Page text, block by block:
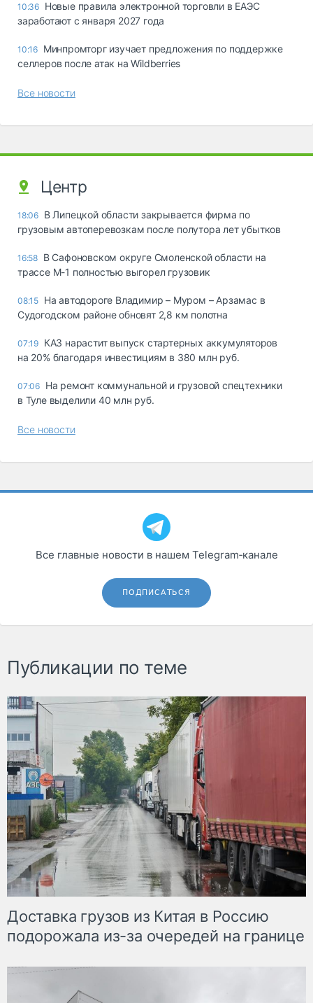
10:36 Новые правила электронной торговли в ЕАЭС
заработают с января 2027 года
10:16 Минпромторг изучает предложения по поддержке
селлеров после атак на Wildberries
Все новости
Центр
18:06 В Липецкой области закрывается фирма по
грузовым автоперевозкам после полутора лет убытков
16:58 В Сафоновском округе Смоленской области на
трассе М-1 полностью выгорел грузовик
08:15 На автодороге Владимир – Муром – Арзамас в
Судогодском районе обновят 2,8 км полотна
07:19 КАЗ нарастит выпуск стартерных аккумуляторов
на 20% благодаря инвестициям в 380 млн руб.
07:06 На ремонт коммунальной и грузовой спецтехники
в Туле выделили 40 млн руб.
Все новости
Все главные новости в нашем Telegram‑канале
ПОДПИСАТЬСЯ
Публикации по теме
Доставка грузов из Китая в Россию
подорожала из-за очередей на границе